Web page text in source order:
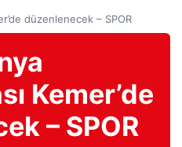
düzenlenecek – SPOR
Kemer’de
– SPOR